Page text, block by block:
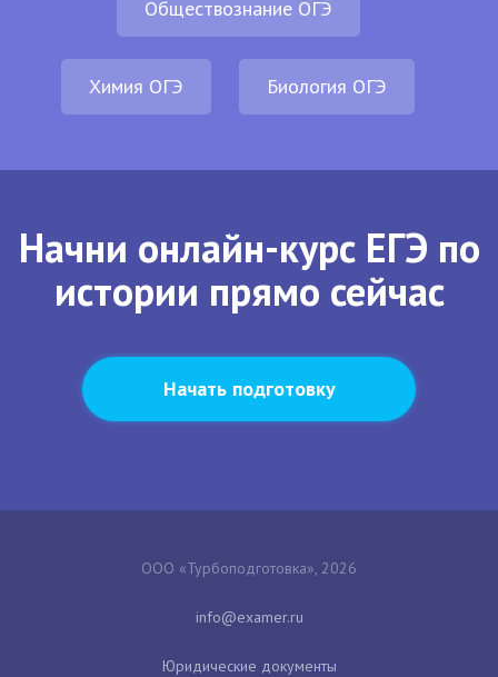
Обществознание ОГЭ
Химия ОГЭ Биология ОГЭ
Начни онлайн-курс ЕГЭ по
истории прямо сейчас
Начать подготовку
ООО «Турбоподготовка», 2026
Юридические документы